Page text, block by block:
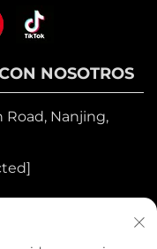
NOSOTROS
Road, Nanjing,